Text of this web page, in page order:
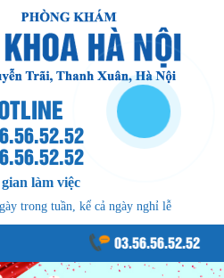
làm việc
trong tuần, kể cả ngày nghỉ lễ
03.56.56.52.52